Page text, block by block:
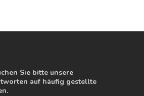
Sie bitte unsere
auf häufig gestellte